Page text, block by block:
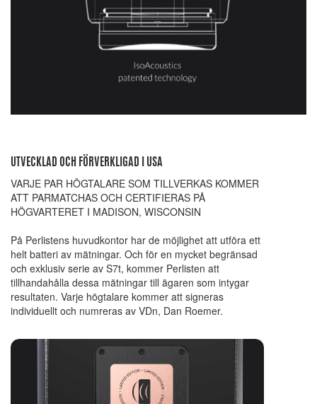
UTVECKLAD OCH FÖRVERKLIGAD I USA
VARJE PAR HÖGTALARE SOM TILLVERKAS KOMMER
ATT PARMATCHAS OCH CERTIFIERAS PÅ
HÖGVARTERET I MADISON, WISCONSIN
På Perlistens huvudkontor har de möjlighet att utföra ett
helt batteri av mätningar. Och för en mycket begränsad
och exklusiv serie av S7t, kommer Perlisten att
tillhandahålla dessa mätningar till ägaren som intygar
resultaten. Varje högtalare kommer att signeras
individuellt och numreras av VDn, Dan Roemer.